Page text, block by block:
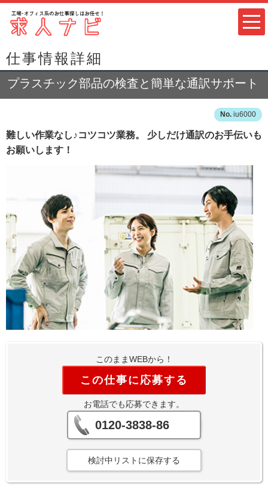
仕事情報詳細
プラスチック部品の検査と簡単な通訳サポート
iu6000
難しい作業なし♪コツコツ業務。 少しだけ通訳のお手伝いも
お願いします！
このままWEBから！
この仕事に応募する
お電話でも応募できます。
0120-3838-86
検討中リストに保存する